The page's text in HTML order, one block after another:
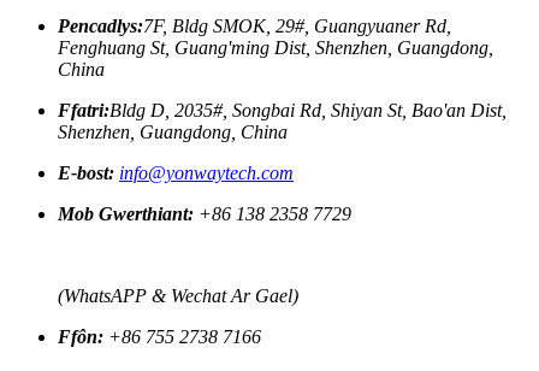
Pencadlys:7F, Bldg SMOK, 29#, Guangyuaner Rd,
Fenghuang St, Guang'ming Dist, Shenzhen, Guangdong,
China
Ffatri:Bldg D, 2035#, Songbai Rd, Shiyan St, Bao'an Dist,
Shenzhen, Guangdong, China
E-bost: info@yonwaytech.com
Mob Gwerthiant: +86 138 2358 7729
(WhatsAPP & Wechat Ar Gael)
Ffôn: +86 755 2738 7166